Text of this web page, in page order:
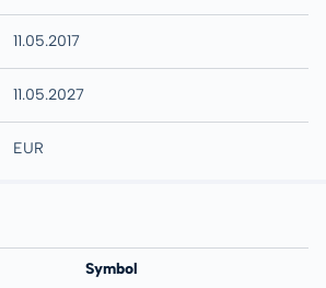
11.05.2017
11.05.2027
EUR
Symbol